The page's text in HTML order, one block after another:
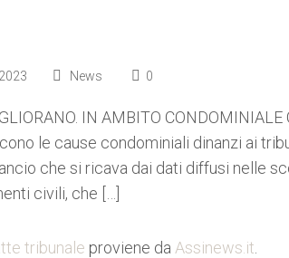
News 0
IN AMBITO CONDOMINIALE
le cause condominiali dinanzi ai
che si ricava dai dati diffusi nelle
civili, che […]
tribunale proviene da Assinews.it